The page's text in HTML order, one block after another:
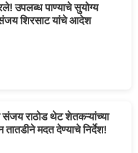
उपलब्ध पाण्याचे सुयोग्य
शिरसाट यांचे आदेश
संजय राठोड थेट शेतकऱ्यांच्या
मदत देण्याचे निर्देश!